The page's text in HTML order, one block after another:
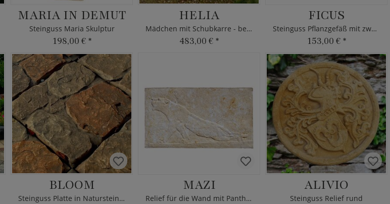
MARIA IN DEMUT
Steinguss Maria Skulptur
198,00 € *
HELIA
Mädchen mit Schubkarre - bepflanzbar
483,00 € *
FICUS
Steinguss Pflanzgefäß mit zwei Kammern
153,00 € *
BLOOM
Steinguss Platte in Naturstein Optik
MAZI
Relief für die Wand mit Panther
ALIVIO
Steinguss Relief rund